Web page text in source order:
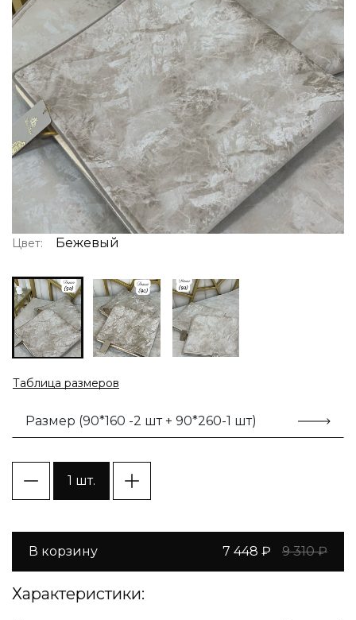
Цвет: Бежевый
Таблица размеров
Размер (90*160 -2 шт + 90*260-1 шт)
1 шт.
В корзину 7 448 ₽ 9 310 ₽
Характеристики: